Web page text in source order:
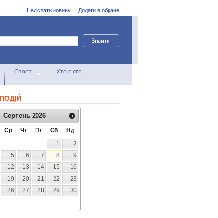
Додати в обране
Надіслати новину
Спорт Хто є хто
Серпень 2026
Ср Чт Пт Сб
Нд
1
2
5 6 7 8
9
12 13 14 15
16
19 20 21 22
23
26 27 28 29
30